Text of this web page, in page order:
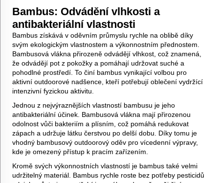
Bambus: Odvádění vlhkosti a
antibakteriální vlastnosti
Bambus získává v oděvním průmyslu rychle na oblibě díky
svým ekologickým vlastnostem a výkonnostním přednostem.
Bambusová vlákna přirozeně odvádějí vlhkost, což znamená,
že odvádějí pot z pokožky a pomáhají udržovat suché a
pohodlné prostředí. To činí bambus vynikající volbou pro
aktivní outdoorové nadšence, kteří potřebují oblečení vydržící
intenzivní fyzickou aktivitu.
Jednou z nejvýraznějších vlastností bambusu je jeho
antibakteriální účinek. Bambusová vlákna mají přirozenou
odolnost vůči bakteriím a plísním, což pomáhá redukovat
zápach a udržuje látku čerstvou po delší dobu. Díky tomu je
vhodný bambusový outdoorový oděv pro vícedenní výpravy,
kde je omezený přístup k pracím zařízením.
Kromě svých výkonnostních vlastností je bambus také velmi
udržitelný materiál. Bambus rychle roste bez potřeby pesticidů